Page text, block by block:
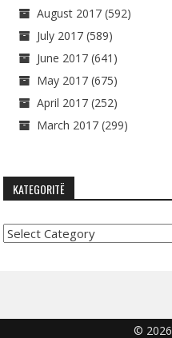
August 2017 (592)
July 2017 (589)
June 2017 (641)
May 2017 (675)
April 2017 (252)
March 2017 (299)
KATEGORITË
Kategoritë
© 2026